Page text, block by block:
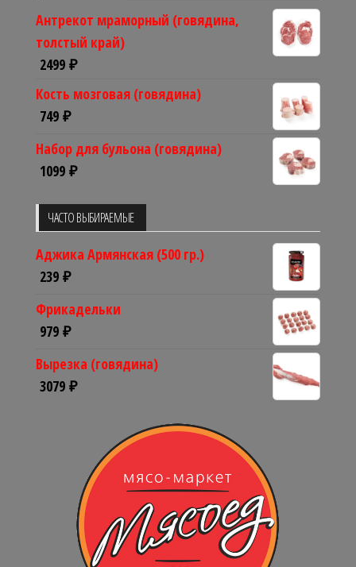
Антрекот мраморный (говядина,
толстый край)
2499 ₽
Кость мозговая (говядина)
749 ₽
Набор для бульона (говядина)
1099 ₽
ЧАСТО ВЫБИРАЕМЫЕ
Аджика Армянская (500 гр.)
239 ₽
Фрикадельки
979 ₽
Вырезка (говядина)
3079 ₽